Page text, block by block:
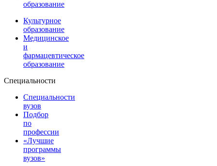
образование
Культурное
образование
Медицинское
и
фармацевтическое
образование
Специальности
Специальности
вузов
Подбор
по
профессии
«Лучшие
программы
вузов»